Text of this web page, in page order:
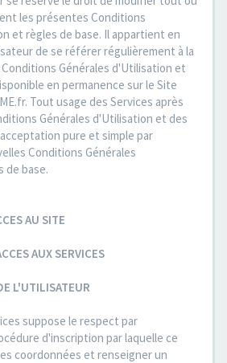
les présentes Conditions
et règles de base. Il appartient en
de se référer régulièrement à la
Générales d'Utilisation et
en permanence sur le Site
Tout usage des Services après
Générales d'Utilisation et des
pure et simple par
Conditions Générales
de base.
AU SITE
AUX SERVICES
L'UTILISATEUR
suppose le respect par
d'inscription par laquelle ce
coordonnées et renseigner un